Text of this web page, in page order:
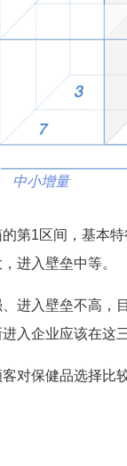
中小增量
第1区间，基本特
进入壁垒中等。
进入壁垒不高，
进入企业应该在这
对保健品选择比